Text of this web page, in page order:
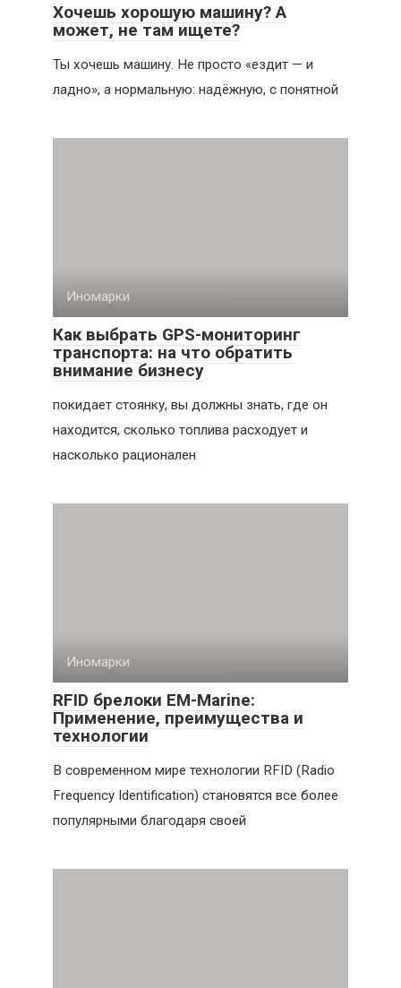
Хочешь хорошую машину? А
может, не там ищете?
Ты хочешь машину. Не просто «ездит — и
ладно», а нормальную: надёжную, с понятной
Иномарки
Как выбрать GPS-мониторинг
транспорта: на что обратить
внимание бизнесу
покидает стоянку, вы должны знать, где он
находится, сколько топлива расходует и
насколько рационален
Иномарки
RFID брелоки EM-Marine:
Применение, преимущества и
технологии
В современном мире технологии RFID (Radio
Frequency Identification) становятся все более
популярными благодаря своей